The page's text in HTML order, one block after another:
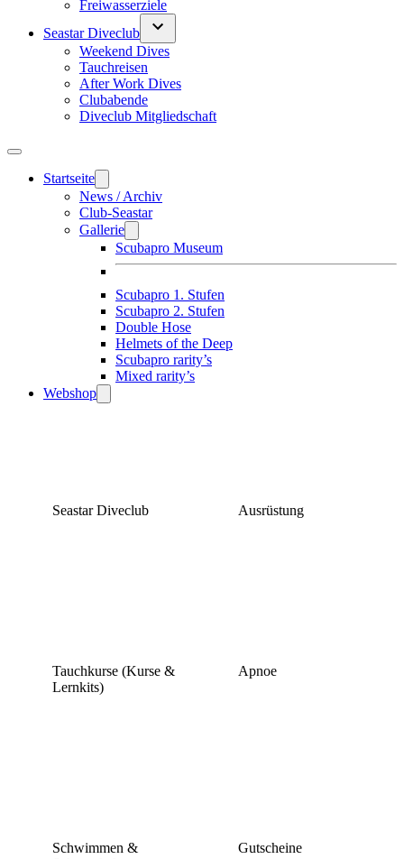
Freiwasserziele
Seastar Diveclub
Weekend Dives
Tauchreisen
After Work Dives
Clubabende
Diveclub Mitgliedschaft
Startseite
News / Archiv
Club-Seastar
Gallerie
Scubapro Museum
Scubapro 1. Stufen
Scubapro 2. Stufen
Double Hose
Helmets of the Deep
Scubapro rarity’s
Mixed rarity’s
Webshop
Seastar Diveclub Ausrüstung
Tauchkurse (Kurse &
Lernkits)
Apnoe
Schwimmen &
Gutscheine